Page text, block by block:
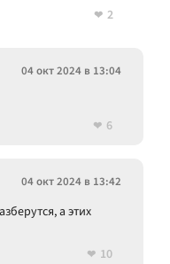
2
04 окт 2024 в 13:04
6
04 окт 2024 в 13:42
а этих
10